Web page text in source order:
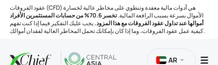
عقود الفروقات (CFD) هي أدوات مالية معقدة وتنطوي على مخاطر عالية لخسارة
الأموال بسرعة بسبب الرافعة المالية.
تخسر 70.6% من حسابات المستثمرين الأفراد
أموالها عند تداول عقود الفروقات مع هذا المزود.يجب عليك التفكير فيما إذا كنت تفهم
كيفية عمل عقود الفروقات، وما إذا كان بإمكانك تحمل المخاطر العالية لفقدان أموالك.
AR